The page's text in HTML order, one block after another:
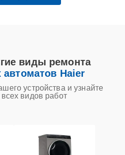
виды ремонта
Haier
устройства и узнайте
видов работ